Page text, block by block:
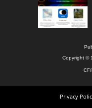
Copyright ©
CF/
Privacy